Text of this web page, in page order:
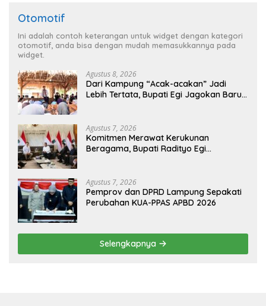
Otomotif
Ini adalah contoh keterangan untuk widget dengan kategori
otomotif, anda bisa dengan mudah memasukkannya pada
widget.
Agustus 8, 2026
Dari Kampung “Acak-acakan” Jadi
Lebih Tertata, Bupati Egi Jagokan Baru
Agustus 7, 2026
Komitmen Merawat Kerukunan
Beragama, Bupati Radityo Egi
Agustus 7, 2026
Pemprov dan DPRD Lampung Sepakati
Perubahan KUA-PPAS APBD 2026
Selengkapnya